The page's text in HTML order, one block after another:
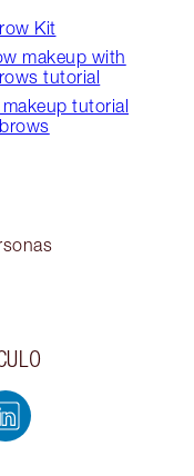
Kit
makeup with
tutorial
makeup tutorial